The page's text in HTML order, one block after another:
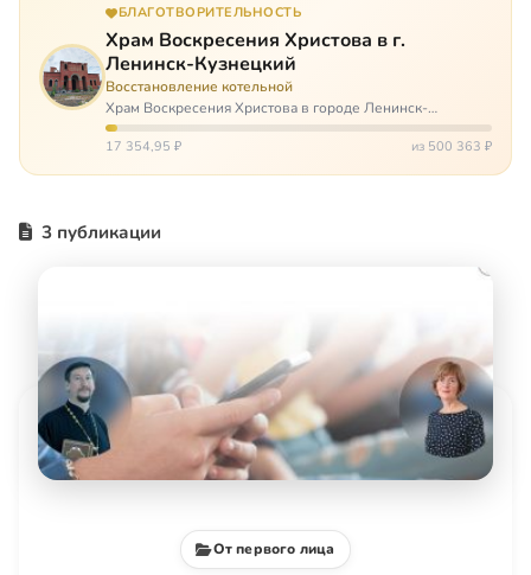
БЛАГОТВОРИТЕЛЬНОСТЬ
Храм Воскресения Христова в г.
Ленинск-Кузнецкий
Восстановление котельной
Храм Воскресения Христова в городе Ленинск-
Кузнецкий в Кемеровской области – совсем новый, он
открылся всего 20 назад. И сейчас храм может вообще
17 354,95 ₽ из 500 363 ₽
3 публикации
От первого лица